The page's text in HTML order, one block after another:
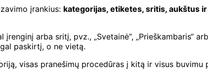
įrankius: kategorijas, etiketes, sritis, aukštus
arba sritį, pvz., „Svetainė“, „Prieškambaris“
paskirtį, o ne vietą.
visas pranešimų procedūras į kitą ir visus buvimu